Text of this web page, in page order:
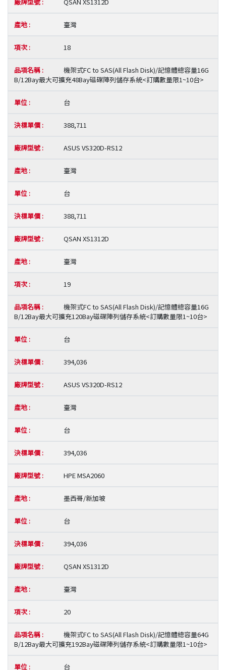
臺灣
18
機架式FC to SAS(All Flash Disk)/記憶體總容量16G
B/12Bay最大可擴充48Bay磁碟陣列儲存系統<訂購數量限1~10台>
台
388,711
ASUS VS320D-RS12
臺灣
台
388,711
QSAN XS1312D
臺灣
19
機架式FC to SAS(All Flash Disk)/記憶體總容量16G
B/12Bay最大可擴充120Bay磁碟陣列儲存系統<訂購數量限1~10台>
台
394,036
ASUS VS320D-RS12
臺灣
台
394,036
HPE MSA2060
墨西哥/新加坡
台
394,036
QSAN XS1312D
臺灣
20
機架式FC to SAS(All Flash Disk)/記憶體總容量64G
B/12Bay最大可擴充192Bay磁碟陣列儲存系統<訂購數量限1~10台>
台